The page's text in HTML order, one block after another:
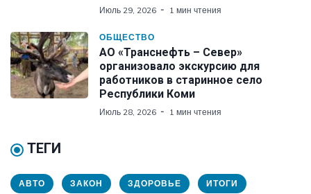
Июль 29, 2026 1 мин чтения
ОБЩЕСТВО
АО «Транснефть – Север»
организовало экскурсию для
работников в старинное село
Республики Коми
Июль 28, 2026 1 мин чтения
ТЕГИ
АВТО ЗАКОН ЗДОРОВЬЕ ИТОГИ